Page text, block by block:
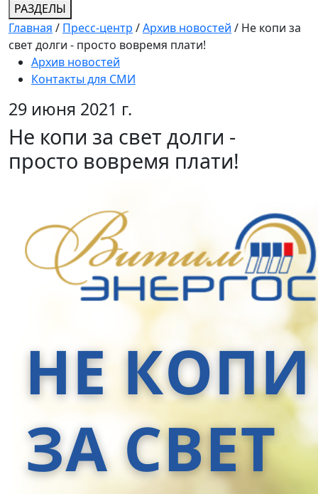
РАЗДЕЛЫ
Главная / Пресс-центр /Архив новостей / Не копи за
свет долги - просто вовремя плати!
Архив новостей
Контакты для СМИ
29 июня 2021 г.
Не копи за свет долги -
просто вовремя плати!